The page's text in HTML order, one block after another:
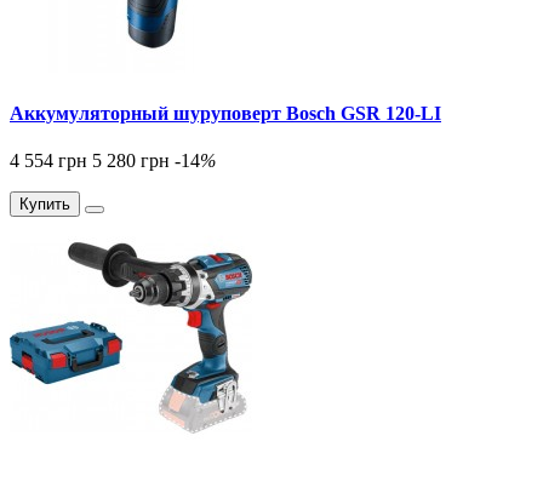
Аккумуляторный шуруповерт Bosch GSR 120-LI
4 554 грн 5 280 грн -14%
Купить